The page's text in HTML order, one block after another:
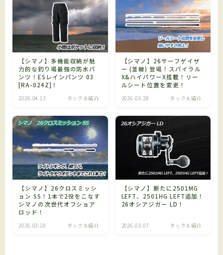
【シマノ】多機能収納が魅
力的な釣り場最強の防水パ
ンツ！ESレインパンツ 03
[RA-024Z]！
2026.04.13 タックル紹介
【シマノ】26サーフゲイザ
ー (並継) 登場！スパイラル
X&ハイパワーX搭載！リー
ルシート位置を変更！
2026.03.28 タックル紹介
【シマノ】26クロスミッシ
ョン SS！1本で2役をこなす
シマノの次世代オフショア
ロッド！
2026.03.18 タックル紹介
【シマノ】新たに2501MG
LEFT、2501HG LEFT追加！
26オシアジガー LD！
2026.03.07 タックル紹介